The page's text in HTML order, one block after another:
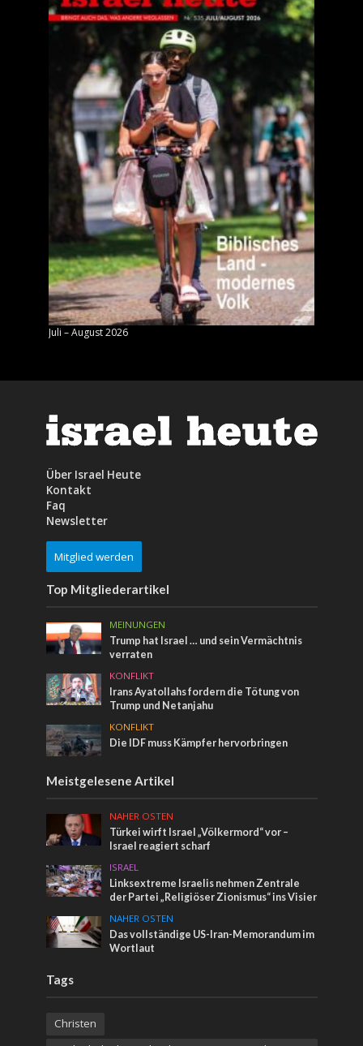
Juli – August 2026
Über Israel Heute
Kontakt
Faq
Newsletter
Mitglied werden
Top Mitgliederartikel
MEINUNGEN
Trump hat Israel … und sein Vermächtnis
verraten
KONFLIKT
Irans Ayatollahs fordern die Tötung von
Trump und Netanjahu
KONFLIKT
Die IDF muss Kämpfer hervorbringen
Meistgelesene Artikel
NAHER OSTEN
Türkei wirft Israel „Völkermord“ vor –
Israel reagiert scharf
ISRAEL
Linksextreme Israelis nehmen Zentrale
der Partei „Religiöser Zionismus“ ins Visier
NAHER OSTEN
Das vollständige US-Iran-Memorandum im
Wortlaut
Tags
Christen